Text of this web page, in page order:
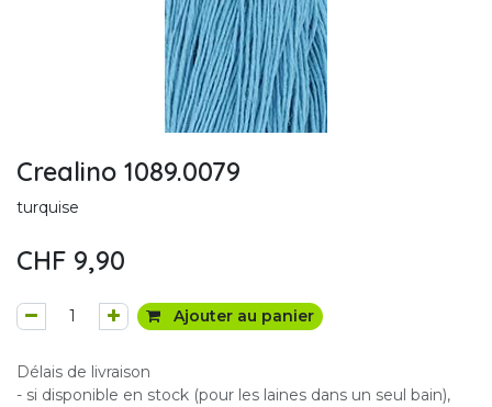
Crealino 1089.0079
turquise
CHF 9,90
Ajouter au panier
Délais de livraison
- si disponible en stock (pour les laines dans un seul bain),